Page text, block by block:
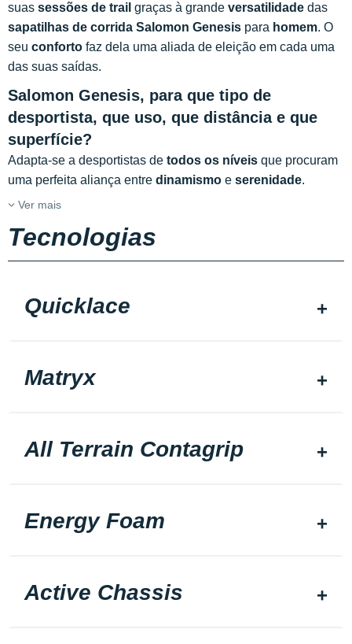
suas sessões de trail graças à grande versatilidade das
sapatilhas de corrida Salomon Genesis para homem. O
seu conforto faz dela uma aliada de eleição em cada uma
das suas saídas.
Salomon Genesis, para que tipo de
desportista, que uso, que distância e que
superfície?
Adapta-se a desportistas de todos os níveis que procuram
uma perfeita aliança entre dinamismo e serenidade.
Ver mais
Tecnologias
Quicklace
Matryx
All Terrain Contagrip
Energy Foam
Active Chassis